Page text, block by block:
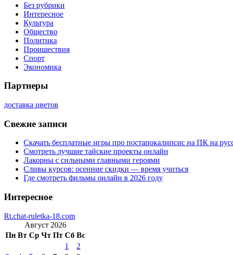
Без рубрики
Интересное
Культура
Общество
Политика
Проишествия
Спорт
Экономика
Партнеры
доставка цветов
Свежие записи
Скачать бесплатные игры про постапокалипсис на ПК на
Смотреть лучшие тайские проекты онлайн
Лакорны с сильными главными героями
Сливы курсов: осенние скидки — время учиться
Где смотреть фильмы онлайн в 2026 году
Интересное
Rt.chat-ruletka-18.com
Август 2026
Пн Вт Ср Чт Пт Сб Вс
1
2